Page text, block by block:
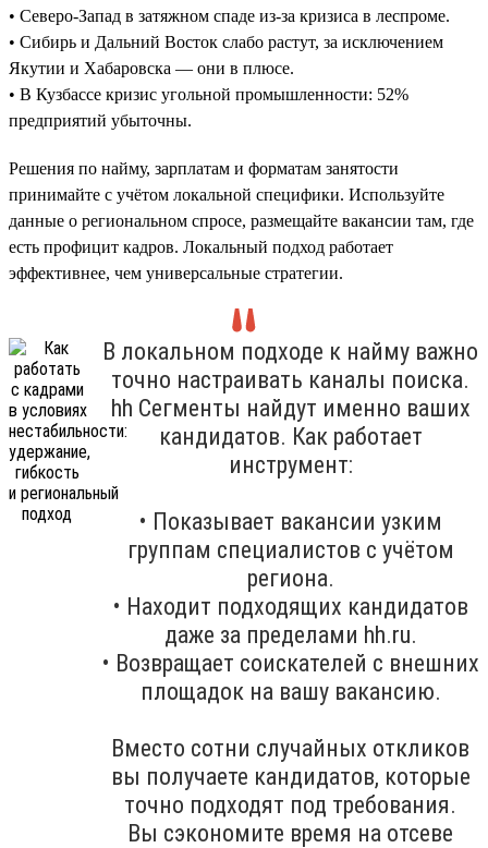
• Северо-Запад в затяжном спаде из-за кризиса в леспроме.
• Сибирь и Дальний Восток слабо растут, за исключением
Якутии и Хабаровска — они в плюсе.
• В Кузбассе кризис угольной промышленности: 52%
предприятий убыточны.
Решения по найму, зарплатам и форматам занятости
принимайте с учётом локальной специфики. Используйте
данные о региональном спросе, размещайте вакансии там, где
есть профицит кадров. Локальный подход работает
эффективнее, чем универсальные стратегии.
В локальном подходе к найму важно
точно настраивать каналы поиска.
hh Сегменты найдут именно ваших
кандидатов. Как работает
инструмент:
• Показывает вакансии узким
группам специалистов с учётом
региона.
• Находит подходящих кандидатов
даже за пределами hh.ru.
• Возвращает соискателей с внешних
площадок на вашу вакансию.
Вместо сотни случайных откликов
вы получаете кандидатов, которые
точно подходят под требования.
Вы сэкономите время на отсеве